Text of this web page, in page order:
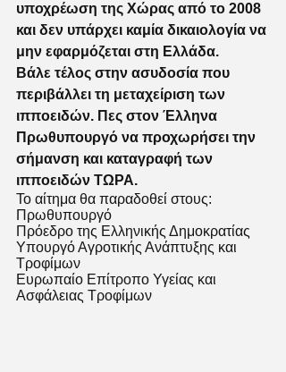
υποχρέωση της Χώρας από το 2008
και δεν υπάρχει καμία δικαιολογία να
μην εφαρμόζεται στη Ελλάδα.
Βάλε τέλος στην ασυδοσία που
περιβάλλει τη μεταχείριση των
ιπποειδών. Πες στον Έλληνα
Πρωθυπουργό να προχωρήσει την
σήμανση και καταγραφή των
ιπποειδών ΤΩΡΑ.
Το αίτημα θα παραδοθεί στους:
Πρωθυπουργό
Πρόεδρο της Ελληνικής Δημοκρατίας
Υπουργό Αγροτικής Ανάπτυξης και
Τροφίμων
Ευρωπαίο Επίτροπο Υγείας και
Ασφάλειας Τροφίμων